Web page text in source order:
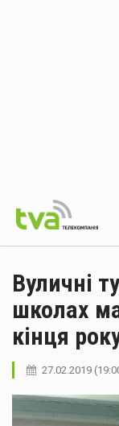
Вуличні
школах
кінця
27.02.2019